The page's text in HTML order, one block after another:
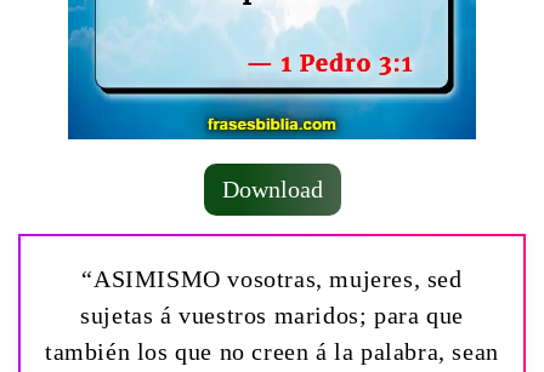
Download
“ASIMISMO vosotras, mujeres, sed
sujetas á vuestros maridos; para que
también los que no creen á la palabra, sean